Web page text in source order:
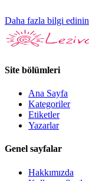
Daha fazla bilgi edinin
Site bölümleri
Ana Sayfa
Kategoriler
Etiketler
Yazarlar
Genel sayfalar
Hakkımızda